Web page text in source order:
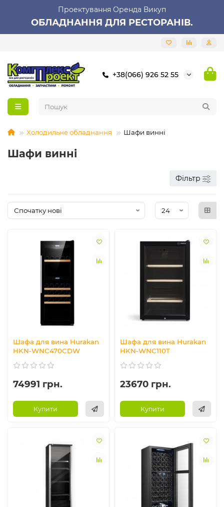
Проектування Оренда Викуп
ОБЛАДНАННЯ ДЛЯ РЕСТОРАНІВ.
+38(066) 926 52 55
Холодильне обладнання Шафи винні
Шафи винні
Фільтр
Шафа для вина Hurakan
HKN-WNC470CDW
74991 грн.
Купити
Шафа для вина Hurakan
HKN-WNC110T
23670 грн.
Купити